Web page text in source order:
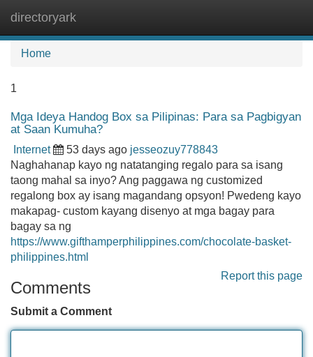
directoryark
Home
1
Mga Ideya Handog Box sa Pilipinas: Para sa Pagbigyan
at Saan Kumuha?
Internet 53 days ago jesseozuy778843
Naghahanap kayo ng natatanging regalo para sa isang
taong mahal sa inyo? Ang paggawa ng customized
regalong box ay isang magandang opsyon! Pwedeng kayo
makapag- custom kayang disenyo at mga bagay para
bagay sa ng
https://www.gifthamperphilippines.com/chocolate-basket-
philippines.html
Report this page
Comments
Submit a Comment